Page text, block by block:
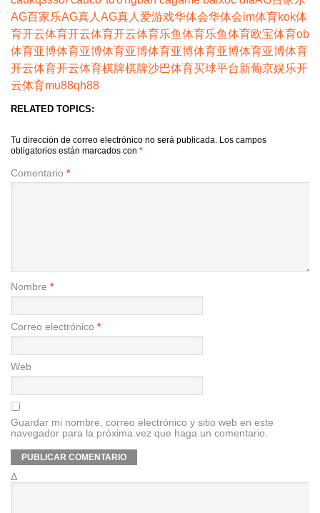
AG百家乐AG真人 AG真人 爱游戏华体会华体会im体育kok体
育开云体育开云体育开云体育乐鱼体育乐鱼体育欧宝体育ob
体育亚博体育亚博体育亚博体育亚博体育亚博体育亚博体育
开云体育开云体育棋牌棋牌沙巴体育买球平台新葡京娱乐开
云体育mu88qh88
RELATED TOPICS:
Tu dirección de correo electrónico no será publicada. Los campos
obligatorios están marcados con *
Comentario *
Nombre *
Correo electrónico *
Web
Guardar mi nombre, correo electrónico y sitio web en este
navegador para la próxima vez que haga un comentario.
Δ